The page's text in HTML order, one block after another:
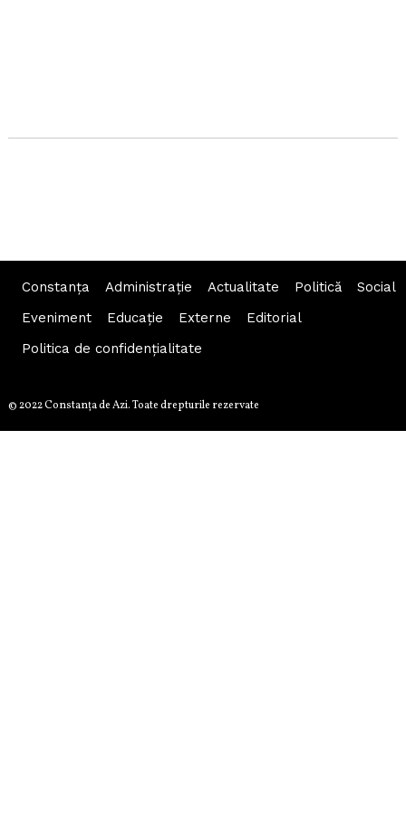
Constanța Administraţie Actualitate Politică
Social
Eveniment
Educaţie Externe
Editorial
Politica de confidențialitate
© 2022 Constanţa de Azi. Toate drepturile rezervate